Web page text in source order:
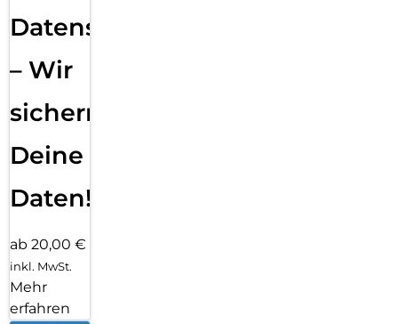
Datensicherung
– Wir
sichern
Deine
Daten!
ab 20,00 €
inkl. MwSt.
Mehr
erfahren